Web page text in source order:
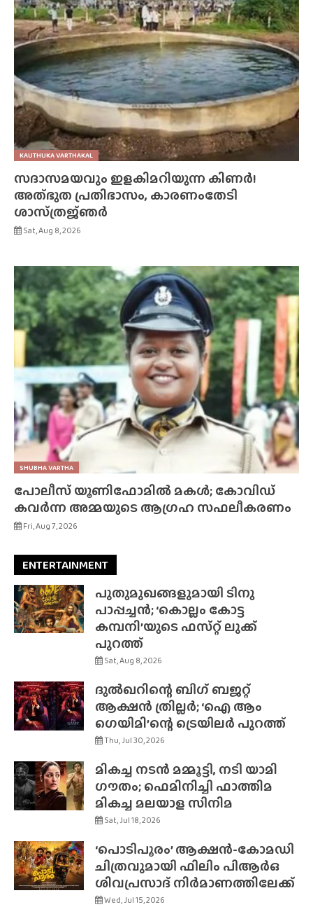
KAUTHUKA VARTHAKAL
സദാസമയവും ഇളകിമറിയുന്ന കിണർ!
അത്‌ഭുത പ്രതിഭാസം, കാരണംതേടി
ശാസ്‌ത്രജ്‌ഞർ
Sat, Aug 8, 2026
SHUBHA VARTHA
പോലീസ് യൂണിഫോമിൽ മകൾ; കോവിഡ്
കവർന്ന അമ്മയുടെ ആഗ്രഹ സഫലീകരണം
Fri, Aug 7, 2026
ENTERTAINMENT
പുതുമുഖങ്ങളുമായി ടിനു
പാപ്പച്ചൻ; ‘കൊല്ലം കോട്ട
കമ്പനി’യുടെ ഫസ്‌റ്റ് ലുക്ക്
പുറത്ത്
Sat, Aug 8, 2026
ദുൽഖറിന്റെ ബിഗ് ബജറ്റ്
ആക്ഷൻ ത്രില്ലർ; ‘ഐ ആം
ഗെയിമി’ന്റെ ട്രെയിലർ പുറത്ത്
Thu, Jul 30, 2026
മികച്ച നടൻ മമ്മൂട്ടി, നടി യാമി
ഗൗതം; ഫെമിനിച്ചി ഫാത്തിമ
മികച്ച മലയാള സിനിമ
Sat, Jul 18, 2026
‘പൊടിപൂരം’ ആക്ഷൻ-കോമഡി
ചിത്രവുമായി ഫിലിം പിആർഒ
ശിവപ്രസാദ് നിർമാണത്തിലേക്ക്
Wed, Jul 15, 2026